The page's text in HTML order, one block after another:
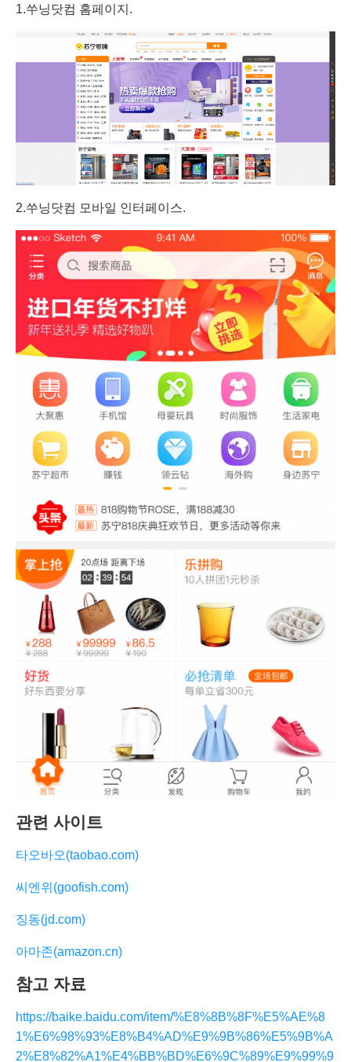
1.쑤닝닷컴 홈페이지.
2.쑤닝닷컴 모바일 인터페이스.
관련 사이트
타오바오(taobao.com)
씨엔위(goofish.com)
징동(jd.com)
아마존(amazon.cn)
참고 자료
https://baike.baidu.com/item/%E8%8B%8F%E5%AE%8
1%E6%98%93%E8%B4%AD%E9%9B%86%E5%9B%A
2%E8%82%A1%E4%BB%BD%E6%9C%89%E9%99%9